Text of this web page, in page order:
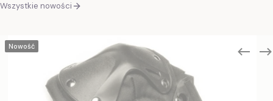
Wszystkie nowości
Nowość